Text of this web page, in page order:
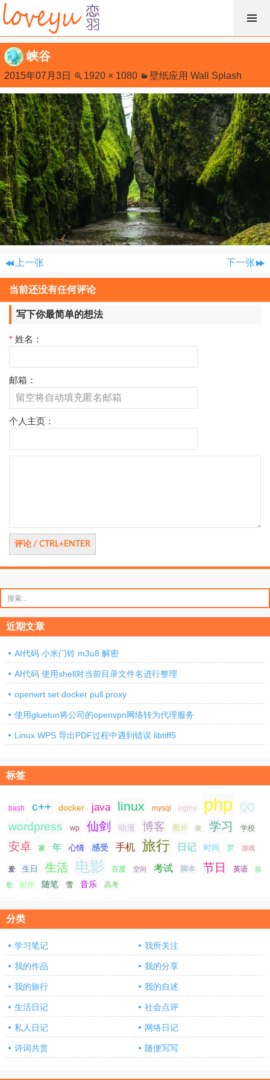
跳
过
内
容
峡谷
2015年07月3日 1920 × 1080 壁纸应用 Wall Splash
上一张 下一张
当前还没有任何评论
写下你最简单的想法
* 姓名：
邮箱：
个人主页：
索：
近期文章
AI代码 小米门铃 m3u8 解密
AI代码 使用shell对当前目录文件名进行整理
openwrt set docker pull proxy
使用gluetun将公司的openvpn网络转为代理服务
Linux WPS 导出PDF过程中遇到错误 libtiff5
标签
bash c++ docker java linux mysql nginx php QQ
wordpress wp 仙剑 动漫 博客 图片 夜 学习 学校
安卓 家 年 心情 感受 手机 旅行 日记 时间 梦 游戏
爱 生日 生活 电影 百度 空间 考试 脚本 节日 英语 谷
歌 邮件 随笔 雪 音乐 高考
分类
学习笔记 我所关注
我的作品 我的分享
我的旅行 我的自述
生活日记 社会点评
私人日记 网络日记
诗词共赏 随便写写